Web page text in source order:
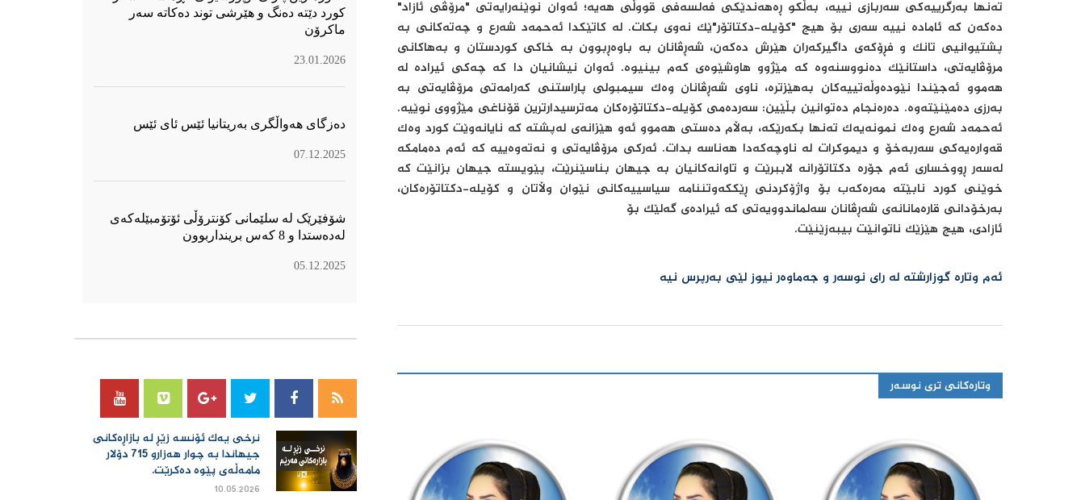
تەنها بەرگرییەکی سەربازی نییە، بەڵکو ڕەهەندێکی فەلسەفی قووڵی هەیە؛ ئەوان نوێنەرایەتی "مرۆڤی ئازاد"
دەکەن کە ئامادە نییە سەری بۆ هیچ "کۆیلە-دکتاتۆر"ێک نەوی بکات. لە کاتێکدا ئەحمەد شەرع و چەتەکانی بە
پشتیوانیی تانک و فڕۆکەی داگیرکەران هێرش دەکەن، شەڕڤانان بە باوەڕبوون بە خاکی کوردستان و بەهاکانی
مرۆڤایەتی، داستانێک دەنووسنەوە کە مێژوو هاوشێوەی کەم بینیوە. ئەوان نیشانیان دا کە چەکی ئیرادە لە
هەموو ئەجێندا نێودەوڵەتییەکان بەهێزترە، ناوی شەڕڤانان وەک سیمبولی پاراستنی کەرامەتی مرۆڤایەتی بە
بەرزی دەمێنێتەوە. دەرەنجام دەتوانین بڵێین: سەردەمی کۆیلە-دکتاتۆرەکان مەترسیدارترین قۆناغی مێژووی نوێیە.
ئەحمەد شەرع وەک نمونەیەک تەنها بکەرێکە، بەڵام دەستی هەموو ئەو هێزانەی لەپشتە کە نایانەوێت کورد وەک
قەوارەیەکی سەربەخۆ و دیموکرات لە ناوچەکەدا هەناسە بدات. ئەرکی مرۆڤایەتی و نەتەوەییە کە ئەم دەمامکە
لەسەر ڕووخساری ئەم جۆرە دکتاتۆرانە لاببرێت و تاوانەکانیان بە جیهان بناسێنرێت، پێویستە جیهان بزانێت کە
خوێنی کورد نابێتە مەرەکەب بۆ واژۆکردنی ڕێککەوتننامە سیاسییەکانی نێوان وڵاتان و کۆیلە-دکتاتۆرەکان،
بەرخۆدانی قارەمانانەی شەڕڤانان سەلماندوویەتی کە ئیرادەی گەلێک بۆ
ئازادی، هیچ هێزێک ناتوانێت بیبەزێنێت.
ئەم وتارە گوزارشتە لە رای نوسەر و جەماوەر نیوز لێی بەرپرس نیە
وتارەکانی تری نوسەر
كورد دێتە دەنگ و هێرشی توند دەكاتە سەر
ماكرۆن
23.01.2026
دەزگای هەواڵگری بەریتانیا ئێس ئای ئێس
07.12.2025
شۆفێرێک لە سلێمانی کۆنترۆڵی ئۆتۆمبێلەکەی
لەدەستدا و 8 کەس برینداربوون
05.12.2025
نرخی یەك ئۆنسە زێڕ لە بازاڕەكانی
جیهاندا بە چوار هەزارو 715 دۆلار
مامەڵەی پێوە دەكرێت.
10.05.2026